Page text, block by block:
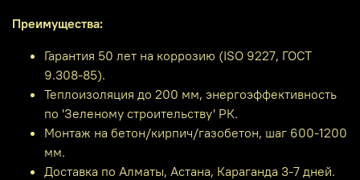
Преимущества:
Гарантия 50 лет на коррозию (ISO 9227, ГОСТ
9.308-85).
Теплоизоляция до 200 мм, энергоэффективность
по 'Зеленому строительству' РК.
Монтаж на бетон/кирпич/газобетон, шаг 600-1200
мм.
Доставка по Алматы, Астана, Караганда 3-7 дней.